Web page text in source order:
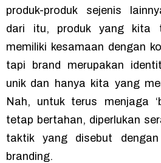
produk-produk sejenis
dari itu, produk yang kita
memiliki kesamaan dengan
tapi brand merupakan
unik dan hanya kita yang
Nah, untuk terus menjaga
tetap bertahan, diperlukan
taktik yang disebut
branding.